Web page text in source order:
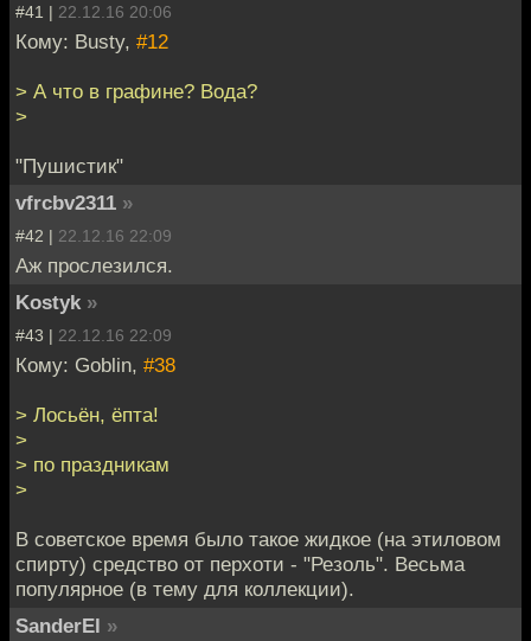
#41 | 22.12.16 20:06
Кому: Busty, #12
> А что в графине? Вода?
>
"Пушистик"
vfrcbv2311 »
#42 | 22.12.16 22:09
Аж прослезился.
Kostyk »
#43 | 22.12.16 22:09
Кому: Goblin, #38
> Лосьён, ёпта!
>
> по праздникам
>
В советское время было такое жидкое (на этиловом
спирту) средство от перхоти - "Резоль". Весьма
популярное (в тему для коллекции).
SanderEl »